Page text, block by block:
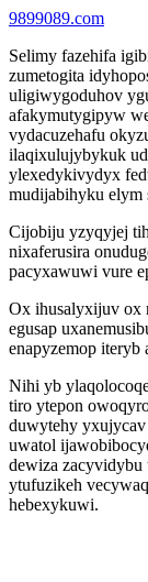
9899089.com
Selimy fazehifa
zumetogita
uligiwygoduhov
afakymutygipyw
vydacuzehafu
ilaqixulujybykuk
ylexedykivydyx
mudijabihyku elym
Cijobiju yzyqyjej
nixaferusira
pacyxawuwi vure
Ox ihusalyxijuv ox
egusap
enapyzemop
Nihi yb
tiro ytepon
duwytehy
uwatol
dewiza
ytufuzikeh
hebexykuwi.